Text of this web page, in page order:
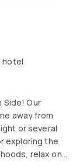
hotel
Side! Our
away from
or several
exploring the
relax on